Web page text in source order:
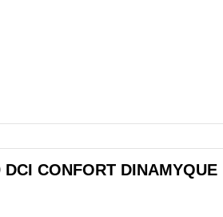
CONFORT DINAMYQUE